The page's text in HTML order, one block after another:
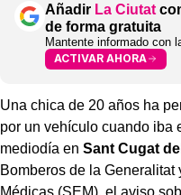
Añadir La Ciutat
de forma gratuita
Mantente informado con
ACTIVAR AHORA
Una chica de 20 años ha
por un vehículo cuando iba
mediodía en Sant Cugat
Bomberos de la
Médicas (SEM), el aviso